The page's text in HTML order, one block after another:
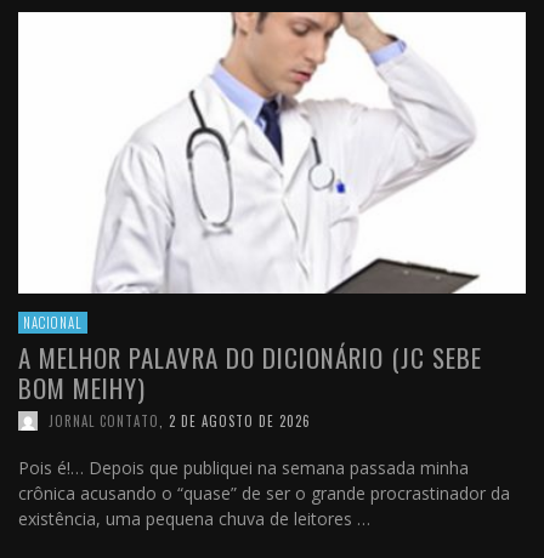
NACIONAL
A MELHOR PALAVRA DO DICIONÁRIO (JC SEBE
BOM MEIHY)
JORNAL CONTATO, 2 DE AGOSTO DE 2026
Pois é!… Depois que publiquei na semana passada minha
crônica acusando o “quase” de ser o grande procrastinador da
existência, uma pequena chuva de leitores …